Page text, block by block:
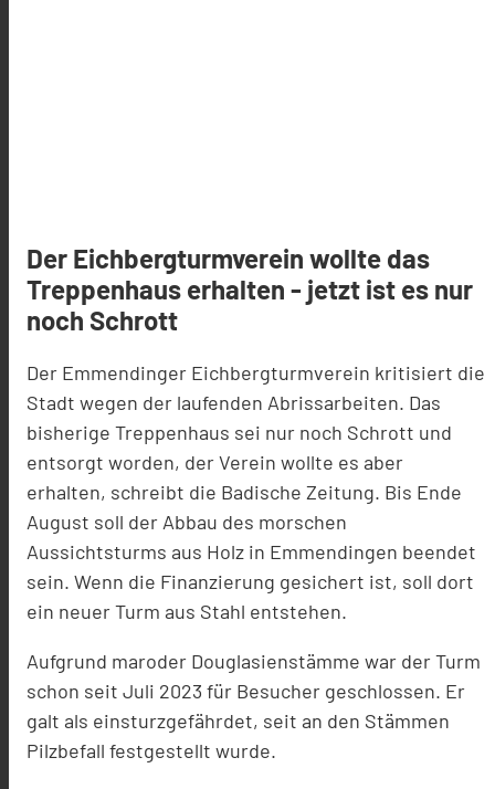
Der Eichbergturmverein wollte das
Treppenhaus erhalten - jetzt ist es nur
noch Schrott
Der Emmendinger Eichbergturmverein kritisiert die
Stadt wegen der laufenden Abrissarbeiten. Das
bisherige Treppenhaus sei nur noch Schrott und
entsorgt worden, der Verein wollte es aber
erhalten, schreibt die Badische Zeitung. Bis Ende
August soll der Abbau des morschen
Aussichtsturms aus Holz in Emmendingen beendet
sein. Wenn die Finanzierung gesichert ist, soll dort
ein neuer Turm aus Stahl entstehen.
Aufgrund maroder Douglasienstämme war der Turm
schon seit Juli 2023 für Besucher geschlossen. Er
galt als einsturzgefährdet, seit an den Stämmen
Pilzbefall festgestellt wurde.